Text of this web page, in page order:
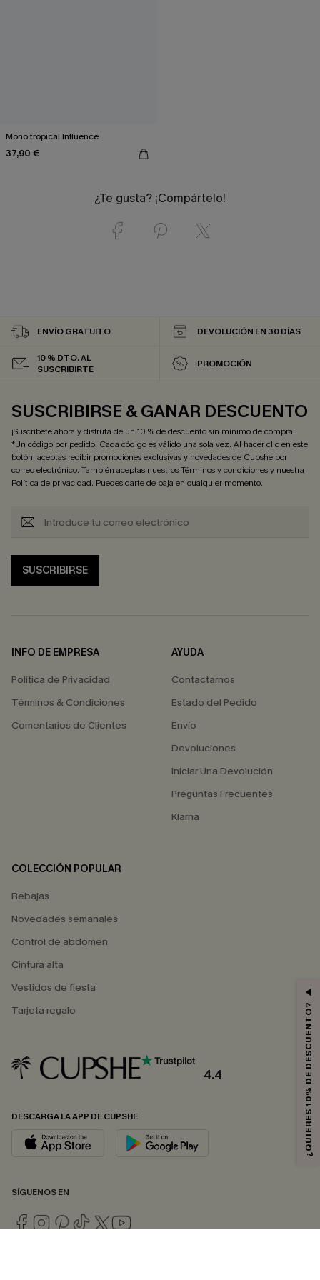
Mono tropical Influence
37,90 €
¿Te gusta? ¡Compártelo!
ENVÍO GRATUITO DEVOLUCIÓN EN 30 DÍAS
10 % DTO. AL
SUSCRIBIRTE
PROMOCIÓN
SUSCRIBIRSE & GANAR DESCUENTO
¡Suscríbete ahora y disfruta de un 10 % de descuento sin mínimo de compra!
*Un código por pedido. Cada código es válido una sola vez. Al hacer clic en este
botón, aceptas recibir promociones exclusivas y novedades de Cupshe por
correo electrónico. También aceptas nuestrosTérminos y condicionesy nuestra
Política de privacidad. Puedes darte de baja en cualquier momento.
SUSCRIBIRSE
INFO DE EMPRESA
Política de Privacidad
Términos & Condiciones
Comentarios de Clientes
AYUDA
Contactarnos
Estado del Pedido
Envío
Devoluciones
Iniciar Una Devolución
Preguntas Frecuentes
Klarna
COLECCIÓN POPULAR
Rebajas
Novedades semanales
Control de abdomen
Cintura alta
Vestidos de fiesta
Tarjeta regalo
4.4
DESCARGA LA APP DE CUPSHE
SÍGUENOS EN
¿QUIERES 10% DE DESCUENTO?